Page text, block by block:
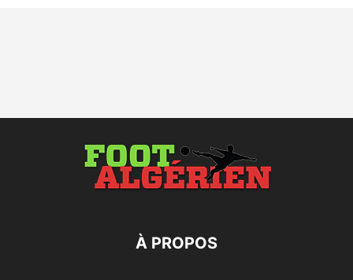
À PROPOS